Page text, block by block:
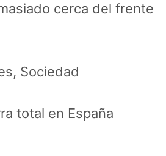
cerca del frente
, Sociedad
total en España